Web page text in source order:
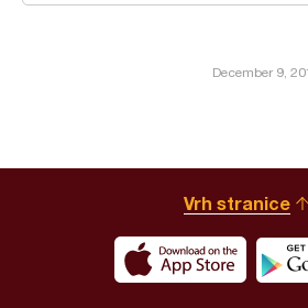
December 9,
Vrh stranice